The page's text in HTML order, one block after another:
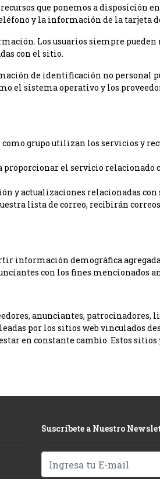
que ponemos a disposición
y la información de la tarjeta
Los usuarios siempre pueden
con el sitio.
de identificación no personal
el sistema operativo y los
grupo utilizan los servicios y
el servicio relacionado
y actualizaciones relacionadas con
lista de correo, recibirán
información demográfica
con los fines mencionados
anunciantes, patrocinadores,
por los sitios web vinculados
en constante cambio. Estos sitios
Suscríbete a Nuestro